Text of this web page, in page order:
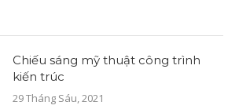
Chiếu sáng mỹ thuật công trình
kiến trúc
29 Tháng Sáu, 2021